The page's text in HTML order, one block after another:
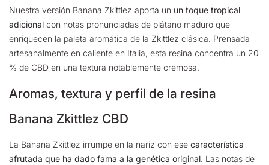
Nuestra versión Banana Zkittlez aporta un un toque tropical
adicional con notas pronunciadas de plátano maduro que
enriquecen la paleta aromática de la Zkittlez clásica. Prensada
artesanalmente en caliente en Italia, esta resina concentra un 20
% de CBD en una textura notablemente cremosa.
Aromas, textura y perfil de la resina
Banana Zkittlez CBD
La Banana Zkittlez irrumpe en la nariz con ese característica
afrutada que ha dado fama a la genética original. Las notas de